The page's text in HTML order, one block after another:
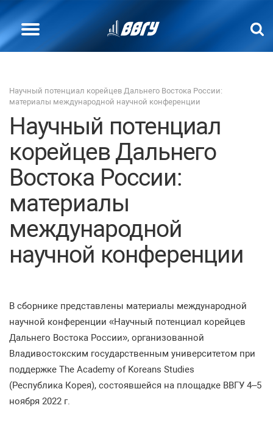
Научный потенциал корейцев Дальнего Востока России:
материалы международной научной конференции
Научный потенциал
корейцев Дальнего
Востока России:
материалы
международной
научной конференции
В сборнике представлены материалы международной
научной конференции «Научный потенциал корейцев
Дальнего Востока России», организованной
Владивостокским государственным университетом при
поддержке The Academy of Koreans Studies
(Республика Корея), состоявшейся на площадке ВВГУ 4–5
ноября 2022 г.